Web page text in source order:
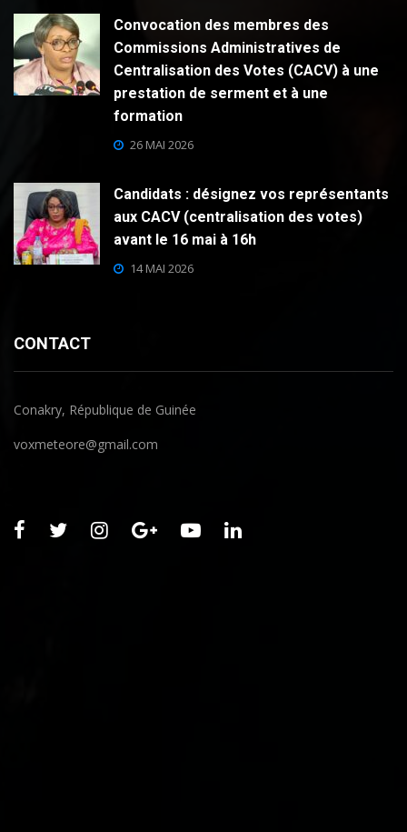
Convocation des membres des
Commissions Administratives de
Centralisation des Votes (CACV) à une
prestation de serment et à une
formation
26 MAI 2026
Candidats : désignez vos représentants
aux CACV (centralisation des votes)
avant le 16 mai à 16h
14 MAI 2026
CONTACT
Conakry, République de Guinée
voxmeteore@gmail.com